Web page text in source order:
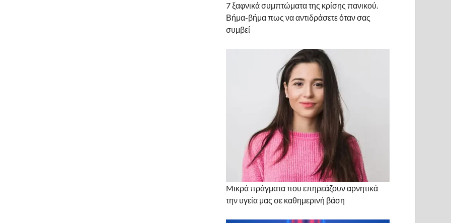
7 ξαφνικά συμπτώματα της κρίσης πανικού.
Βήμα-βήμα πως να αντιδράσετε όταν σας
συμβεί
Mικρά πράγματα που επηρεάζουν αρνητικά
την υγεία μας σε καθημερινή βάση